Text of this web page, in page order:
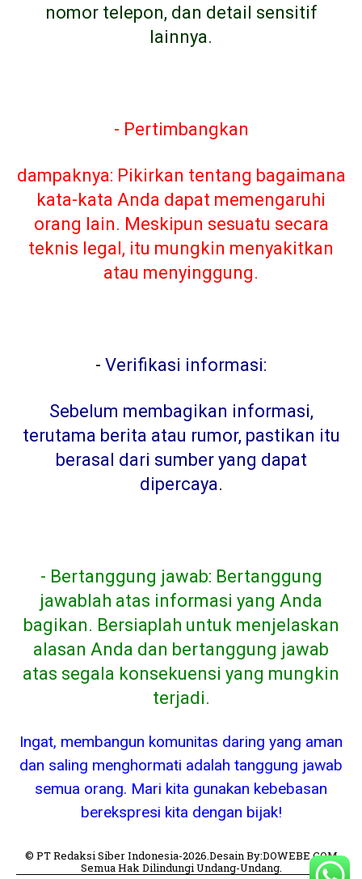
nomor telepon, dan detail sensitif
lainnya.
- Pertimbangkan
dampaknya: Pikirkan tentang bagaimana
kata-kata Anda dapat memengaruhi
orang lain. Meskipun sesuatu secara
teknis legal, itu mungkin menyakitkan
atau menyinggung.
- Verifikasi informasi:
Sebelum membagikan informasi,
terutama berita atau rumor, pastikan itu
berasal dari sumber yang dapat
dipercaya.
- Bertanggung jawab: Bertanggung
jawablah atas informasi yang Anda
bagikan. Bersiaplah untuk menjelaskan
alasan Anda dan bertanggung jawab
atas segala konsekuensi yang mungkin
terjadi.
Ingat, membangun komunitas daring yang aman
dan saling menghormati adalah tanggung jawab
semua orang. Mari kita gunakan kebebasan
berekspresi kita dengan bijak!
© PT Redaksi Siber Indonesia-2026.Desain By:DOWEBE.COM
Semua Hak Dilindungi Undang-Undang.